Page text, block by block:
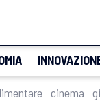
cinema